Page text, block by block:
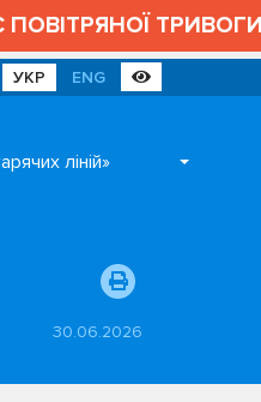
ТРИВОГИ
УКР ENG
ліній»
30.06.2026